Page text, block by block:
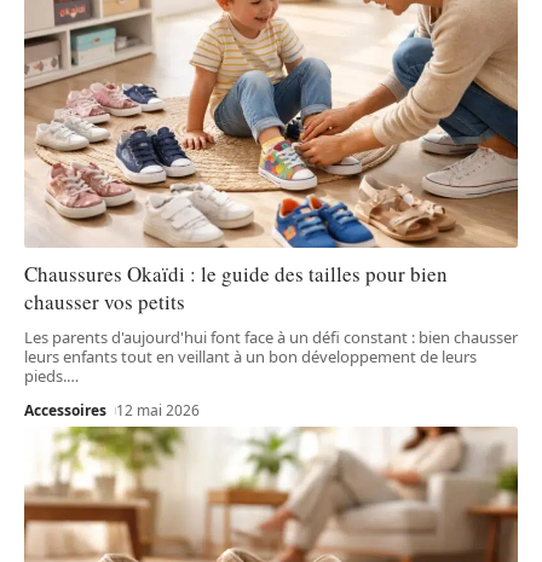
Chaussures Okaïdi : le guide des tailles pour bien
chausser vos petits
Les parents d'aujourd'hui font face à un défi constant : bien chausser
leurs enfants tout en veillant à un bon développement de leurs
pieds.…
Accessoires 12 mai 2026